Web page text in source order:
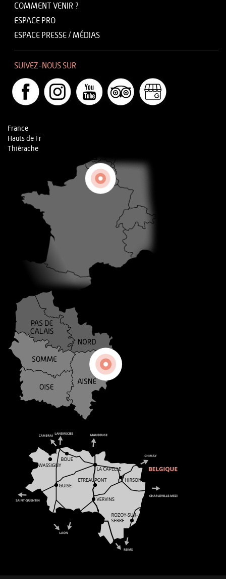
COMMENT VENIR ?
ESPACE PRO
ESPACE PRESSE / MÉDIAS
SUIVEZ-NOUS SUR
France
Hauts de Fr
Thiérache